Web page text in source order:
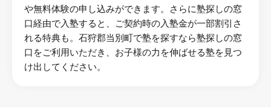
や無料体験の申し込みができます。さらに塾探しの窓
口経由で入塾すると、ご契約時の入塾金が一部割引さ
れる特典も。石狩郡当別町で塾を探すなら塾探しの窓
口をご利用いただき、お子様の力を伸ばせる塾を見つ
け出してください。